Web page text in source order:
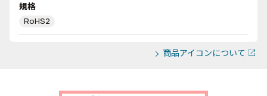
規格
RoHS2
商品アイコンについて